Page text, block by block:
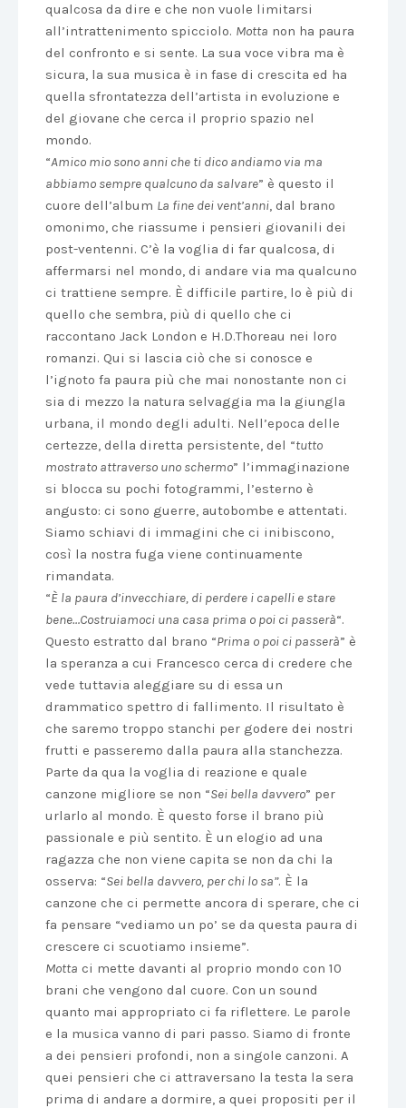
qualcosa da dire e che non vuole limitarsi
all’intrattenimento spicciolo. Motta non ha paura
del confronto e si sente. La sua voce vibra ma è
sicura, la sua musica è in fase di crescita ed ha
quella sfrontatezza dell’artista in evoluzione e
del giovane che cerca il proprio spazio nel
mondo.
“Amico mio sono anni che ti dico andiamo via ma
abbiamo sempre qualcuno da salvare” è questo il
cuore dell’album La fine dei vent’anni, dal brano
omonimo, che riassume i pensieri giovanili dei
post-ventenni. C’è la voglia di far qualcosa, di
affermarsi nel mondo, di andare via ma qualcuno
ci trattiene sempre. È difficile partire, lo è più di
quello che sembra, più di quello che ci
raccontano Jack London e H.D.Thoreau nei loro
romanzi. Qui si lascia ciò che si conosce e
l’ignoto fa paura più che mai nonostante non ci
sia di mezzo la natura selvaggia ma la giungla
urbana, il mondo degli adulti. Nell’epoca delle
certezze, della diretta persistente, del “tutto
mostrato attraverso uno schermo” l’immaginazione
si blocca su pochi fotogrammi, l’esterno è
angusto: ci sono guerre, autobombe e attentati.
Siamo schiavi di immagini che ci inibiscono,
così la nostra fuga viene continuamente
rimandata.
“È la paura d’invecchiare, di perdere i capelli e stare
bene…Costruiamoci una casa prima o poi ci passerà“.
Questo estratto dal brano “Prima o poi ci passerà” è
la speranza a cui Francesco cerca di credere che
vede tuttavia aleggiare su di essa un
drammatico spettro di fallimento. Il risultato è
che saremo troppo stanchi per godere dei nostri
frutti e passeremo dalla paura alla stanchezza.
Parte da qua la voglia di reazione e quale
canzone migliore se non “Sei bella davvero” per
urlarlo al mondo. È questo forse il brano più
passionale e più sentito. È un elogio ad una
ragazza che non viene capita se non da chi la
osserva: “Sei bella davvero, per chi lo sa”. È la
canzone che ci permette ancora di sperare, che ci
fa pensare “vediamo un po’ se da questa paura di
crescere ci scuotiamo insieme”.
Motta ci mette davanti al proprio mondo con 10
brani che vengono dal cuore. Con un sound
quanto mai appropriato ci fa riflettere. Le parole
e la musica vanno di pari passo. Siamo di fronte
a dei pensieri profondi, non a singole canzoni. A
quei pensieri che ci attraversano la testa la sera
prima di andare a dormire, a quei propositi per il